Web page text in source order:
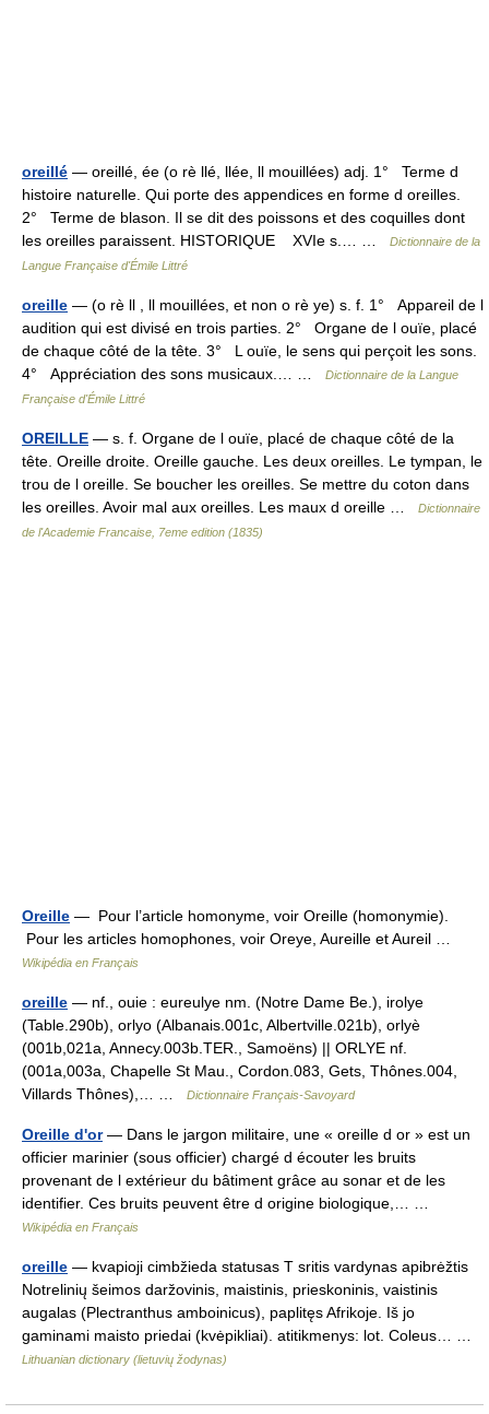
oreillé — oreillé, ée (o rè llé, llée, ll mouillées) adj. 1° Terme d
histoire naturelle. Qui porte des appendices en forme d oreilles.
2° Terme de blason. Il se dit des poissons et des coquilles dont
les oreilles paraissent. HISTORIQUE XVIe s.… …
Dictionnaire de la
Langue Française d'Émile Littré
oreille — (o rè ll , ll mouillées, et non o rè ye) s. f. 1° Appareil de l
audition qui est divisé en trois parties. 2° Organe de l ouïe, placé
de chaque côté de la tête. 3° L ouïe, le sens qui perçoit les sons.
4° Appréciation des sons musicaux.… …
Dictionnaire de la Langue
Française d'Émile Littré
OREILLE — s. f. Organe de l ouïe, placé de chaque côté de la
tête. Oreille droite. Oreille gauche. Les deux oreilles. Le tympan, le
trou de l oreille. Se boucher les oreilles. Se mettre du coton dans
les oreilles. Avoir mal aux oreilles. Les maux d oreille …
Dictionnaire
de l'Academie Francaise, 7eme edition (1835)
Oreille — Pour l’article homonyme, voir Oreille (homonymie).
Pour les articles homophones, voir Oreye, Aureille et Aureil …
Wikipédia en Français
oreille — nf., ouie : eureulye nm. (Notre Dame Be.), irolye
(Table.290b), orlyo (Albanais.001c, Albertville.021b), orlyè
(001b,021a, Annecy.003b.TER., Samoëns) || ORLYE nf.
(001a,003a, Chapelle St Mau., Cordon.083, Gets, Thônes.004,
Villards Thônes),… …
Dictionnaire Français-Savoyard
Oreille d'or— Dans le jargon militaire, une « oreille d or » est un
officier marinier (sous officier) chargé d écouter les bruits
provenant de l extérieur du bâtiment grâce au sonar et de les
identifier. Ces bruits peuvent être d origine biologique,… …
Wikipédia en Français
oreille — kvapioji cimbžieda statusas T sritis vardynas apibrėžtis
Notrelinių šeimos daržovinis, maistinis, prieskoninis, vaistinis
augalas (Plectranthus amboinicus), paplitęs Afrikoje. Iš jo
gaminami maisto priedai (kvėpikliai). atitikmenys: lot. Coleus… …
Lithuanian dictionary (lietuvių žodynas)